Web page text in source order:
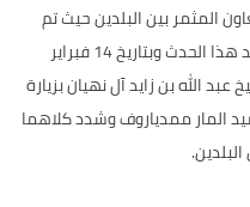
التعاون المثمر بين البلدين حيث تم
افتتاح سفارة دولة الإمارات في باكو. بعد هذا الحدث وبتاريخ 14 فبراير
عبد الله بن زايد آل نهيان بزيارة
المار ممدياروف وشدد كلاهما